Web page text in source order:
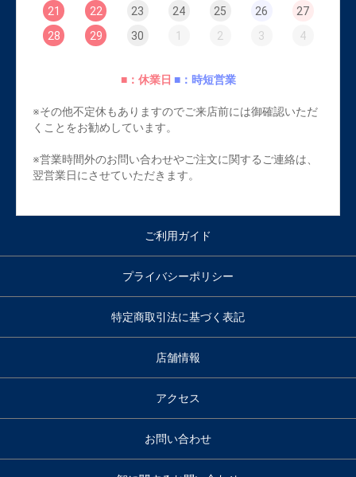
21
22 23 24 25 26
27
28
29 30 1 2 3 4
■：休業日 ■：時短営業
※その他不定休もありますのでご来店前には御確認いただ
くことをお勧めしています。
※営業時間外のお問い合わせやご注文に関するご連絡は、
翌営業日にさせていただきます。
ご利用ガイド
プライバシーポリシー
特定商取引法に基づく表記
店舗情報
アクセス
お問い合わせ